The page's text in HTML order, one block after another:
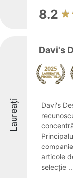
8.2
Laureați
Davi's
Davi's
articole
selecție ...